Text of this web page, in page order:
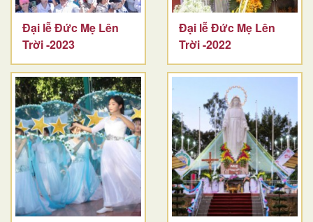
Đại lễ Đức Mẹ Lên
Trời -2023
Đại lễ Đức Mẹ Lên
Trời -2022